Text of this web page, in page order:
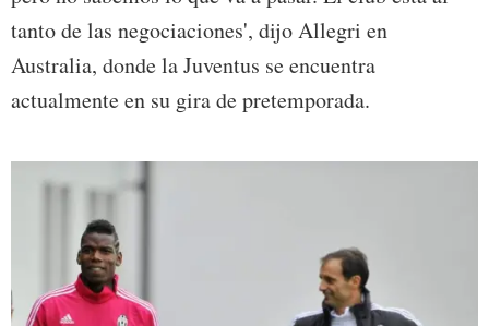
tanto de las negociaciones', dijo Allegri en
Australia, donde la Juventus se encuentra
actualmente en su gira de pretemporada.